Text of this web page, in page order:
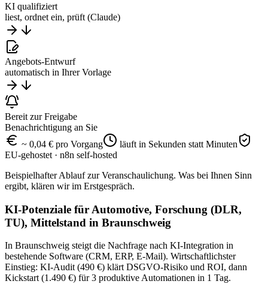
KI qualifiziert
liest, ordnet ein, prüft (Claude)
Angebots-Entwurf
automatisch in Ihrer Vorlage
Bereit zur Freigabe
Benachrichtigung an Sie
~ 0,04 € pro Vorgang
läuft in Sekunden statt Minuten
EU-gehostet · n8n self-hosted
Beispielhafter Ablauf zur Veranschaulichung. Was bei Ihnen Sinn
ergibt, klären wir im Erstgespräch.
KI-Potenziale für Automotive, Forschung (DLR,
TU), Mittelstand in Braunschweig
In Braunschweig steigt die Nachfrage nach KI-Integration in
bestehende Software (CRM, ERP, E-Mail). Wirtschaftlichster
Einstieg: KI-Audit (490 €) klärt DSGVO-Risiko und ROI, dann
Kickstart (1.490 €) für 3 produktive Automationen in 1 Tag.